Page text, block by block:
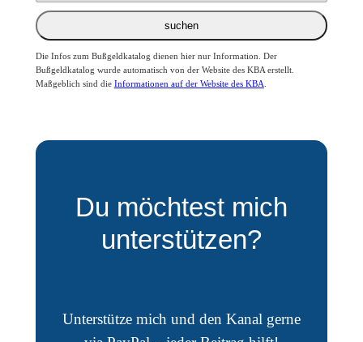
suchen
Die Infos zum Bußgeldkatalog dienen hier nur Information. Der
Bußgeldkatalog wurde automatisch von der Website des KBA erstellt.
Maßgeblich sind die Informationen auf der Website des KBA
Du möchtest mich
unterstützen?
Unterstütze mich und den Kanal gerne